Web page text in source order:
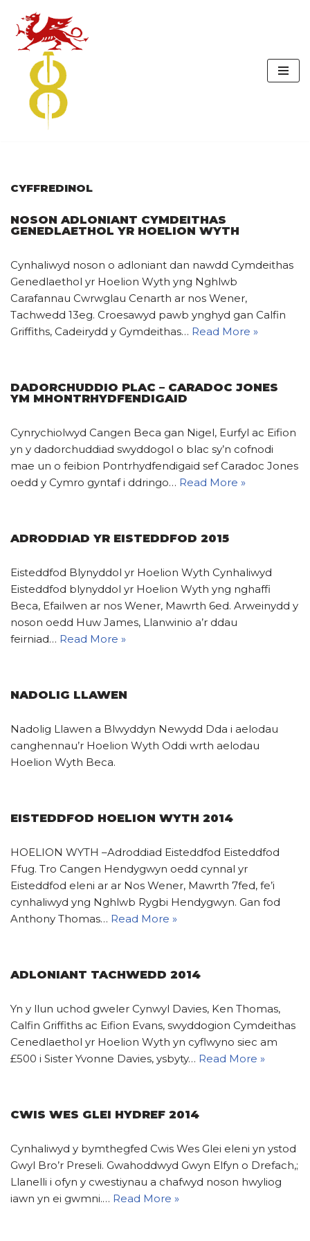
Skip
to
content
CYFFREDINOL
NOSON ADLONIANT CYMDEITHAS
GENEDLAETHOL YR HOELION WYTH
Cynhaliwyd noson o adloniant dan nawdd Cymdeithas
Genedlaethol yr Hoelion Wyth yng Nghlwb
Carafannau Cwrwglau Cenarth ar nos Wener,
Tachwedd 13eg. Croesawyd pawb ynghyd gan Calfin
Griffiths, Cadeirydd y Gymdeithas… Read More »
DADORCHUDDIO PLAC – CARADOC JONES
YM MHONTRHYDFENDIGAID
Cynrychiolwyd Cangen Beca gan Nigel, Eurfyl ac Eifion
yn y dadorchuddiad swyddogol o blac sy’n cofnodi
mae un o feibion Pontrhydfendigaid sef Caradoc Jones
oedd y Cymro gyntaf i ddringo… Read More »
ADRODDIAD YR EISTEDDFOD 2015
Eisteddfod Blynyddol yr Hoelion Wyth Cynhaliwyd
Eisteddfod blynyddol yr Hoelion Wyth yng nghaffi
Beca, Efailwen ar nos Wener, Mawrth 6ed. Arweinydd y
noson oedd Huw James, Llanwinio a’r ddau
feirniad… Read More »
NADOLIG LLAWEN
Nadolig Llawen a Blwyddyn Newydd Dda i aelodau
canghennau’r Hoelion Wyth Oddi wrth aelodau
Hoelion Wyth Beca.
EISTEDDFOD HOELION WYTH 2014
HOELION WYTH –Adroddiad Eisteddfod Eisteddfod
Ffug. Tro Cangen Hendygwyn oedd cynnal yr
Eisteddfod eleni ar ar Nos Wener, Mawrth 7fed, fe’i
cynhaliwyd yng Nghlwb Rygbi Hendygwyn. Gan fod
Anthony Thomas… Read More »
ADLONIANT TACHWEDD 2014
Yn y llun uchod gweler Cynwyl Davies, Ken Thomas,
Calfin Griffiths ac Eifion Evans, swyddogion Cymdeithas
Cenedlaethol yr Hoelion Wyth yn cyflwyno siec am
£500 i Sister Yvonne Davies, ysbyty… Read More »
CWIS WES GLEI HYDREF 2014
Cynhaliwyd y bymthegfed Cwis Wes Glei eleni yn ystod
Gwyl Bro’r Preseli. Gwahoddwyd Gwyn Elfyn o Drefach,;
Llanelli i ofyn y cwestiynau a chafwyd noson hwyliog
iawn yn ei gwmni.… Read More »